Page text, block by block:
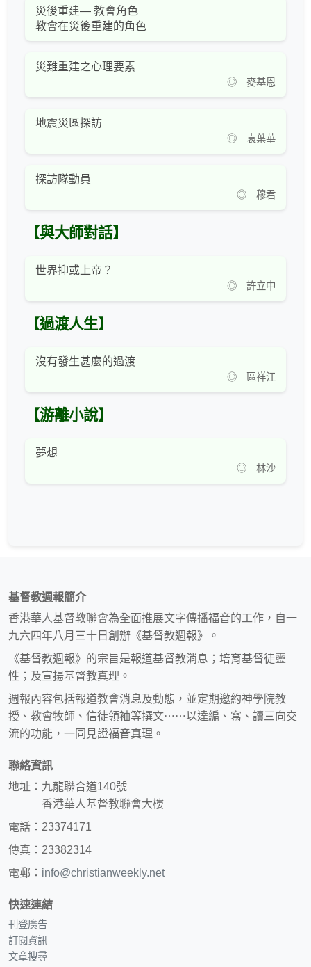
災後重建— 教會角色
教會在災後重建的角色
災難重建之心理要素
◎ 麥基恩
地震災區探訪
◎ 袁葉華
探訪隊動員
◎ 穆君
【與大師對話】
世界抑或上帝？
◎ 許立中
【過渡人生】
沒有發生甚麼的過渡
◎ 區祥江
【游離小說】
夢想
◎ 林沙
基督教週報簡介
香港華人基督教聯會為全面推展文字傳播福音的工作，自一
九六四年八月三十日創辦《基督教週報》。
《基督教週報》的宗旨是報道基督教消息；培育基督徒靈
性；及宣揚基督教真理。
週報內容包括報道教會消息及動態，並定期邀約神學院教
授、教會牧師、信徒領袖等撰文⋯⋯以達編、寫、讀三向交
流的功能，一同見證福音真理。
聯絡資訊
地址：九龍聯合道140號
香港華人基督教聯會大樓
電話：23374171
傳真：23382314
電郵： info@christianweekly.net
快速連結
刊登廣告
訂閱資訊
文章搜尋